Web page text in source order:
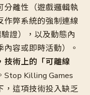
分離性（遊戲邏輯執
作弊系統的強制連線
證），以及動態內
容或即時活動）。
技術上的「可離線
Stop Killing Games
，這項技術投入缺乏